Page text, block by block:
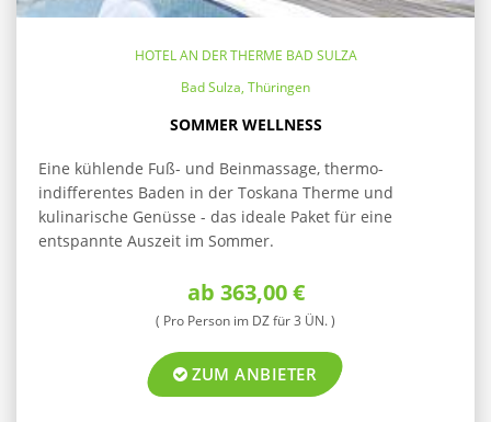
HOTEL AN DER THERME BAD SULZA
Bad Sulza, Thüringen
SOMMER WELLNESS
Eine kühlende Fuß- und Beinmassage, thermo-
indifferentes Baden in der Toskana Therme und
kulinarische Genüsse - das ideale Paket für eine
entspannte Auszeit im Sommer.
ab 363,00 €
( Pro Person im DZ für 3 ÜN. )
ZUM ANBIETER